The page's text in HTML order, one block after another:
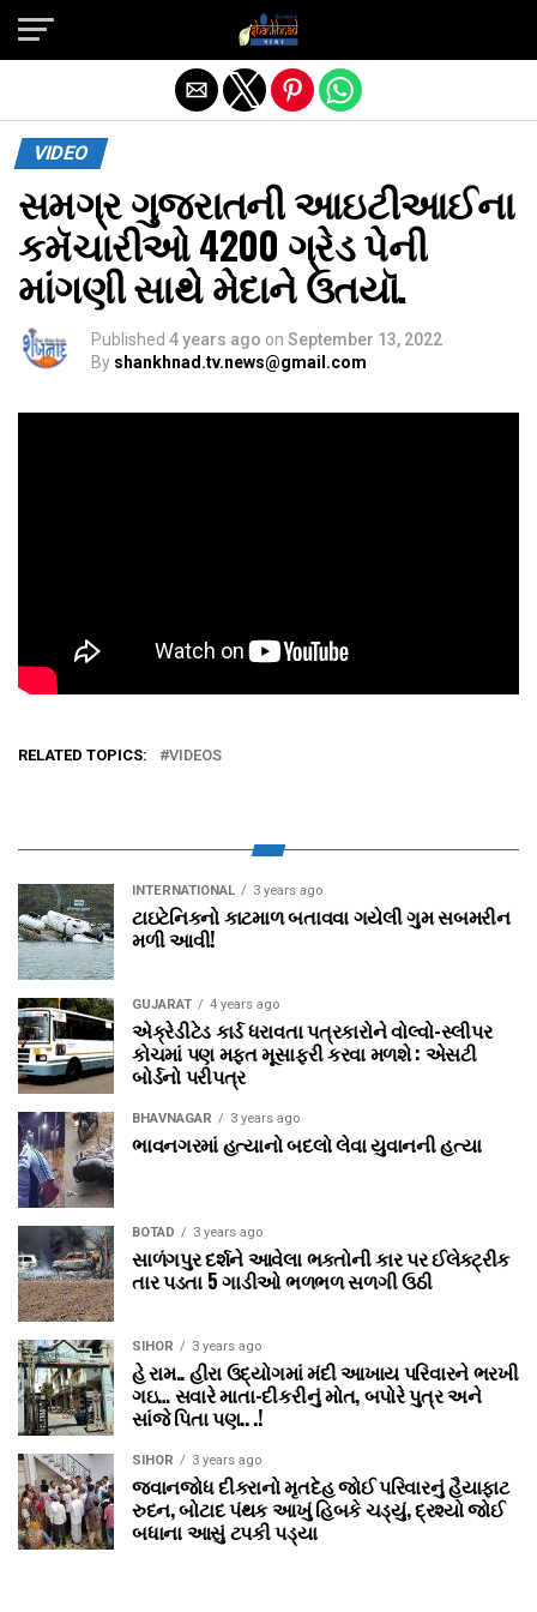
VIDEO
સમગ્ર ગુજરાતની આઇટીઆઈના
કમૅચારીઓ 4200 ગ્રેડ પેની
માંગણી સાથે મેદાને ઉતયૉ.
Published 4 years ago on September 13, 2022
By shankhnad.tv.news@gmail.com
RELATED TOPICS: VIDEOS
INTERNATIONAL 3 years ago
ટાઇટેનિકનો કાટમાળ બતાવવા ગયેલી ગુમ સબમરીન
મળી આવી!
GUJARAT 4 years ago
એક્રેડીટેડ કાર્ડ ધરાવતા પત્રકારોને વોલ્‍વો-સ્‍લીપર
કોચમાં પણ મફત મૂસાફરી કરવા મળશે : એસટી
બોર્ડનો પરીપત્ર
BHAVNAGAR 3 years ago
ભાવનગરમાં હત્યાનો બદલો લેવા યુવાનની હત્યા
BOTAD 3 years ago
સાળંગપુર દર્શને આવેલા ભક્તોની કાર પર ઈલેક્ટ્રીક
તાર પડતા 5 ગાડીઓ ભળભળ સળગી ઉઠી
SIHOR 3 years ago
હે રામ.. હીરા ઉદ્યોગમાં મંદી આખાય પરિવારને ભરખી
ગઇ… સવારે માતા-દીકરીનું મોત, બપોરે પુત્ર અને
સાંજે પિતા પણ.. .!
SIHOR 3 years ago
જવાનજોધ દીકરાનો મૃતદેહ જોઈ પરિવારનું હૈયાફાટ
રુદન, બોટાદ પંથક આખું હિબકે ચડ્યું, દ્રશ્યો જોઈ
બધાના આસું ટપકી પડ્યા
Exit mobile version